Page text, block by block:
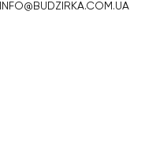
INFO@BUDZIRKA.COM.UA